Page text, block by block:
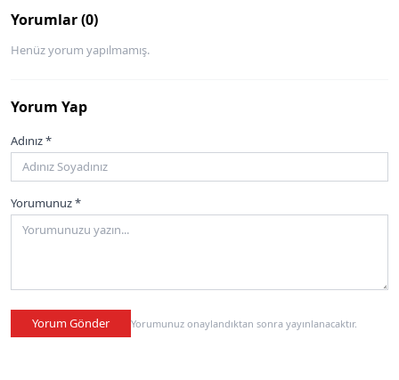
Yorumlar (0)
Henüz yorum yapılmamış.
Yorum Yap
Adınız *
Yorumunuz *
Yorum Gönder Yorumunuz onaylandıktan sonra yayınlanacaktır.